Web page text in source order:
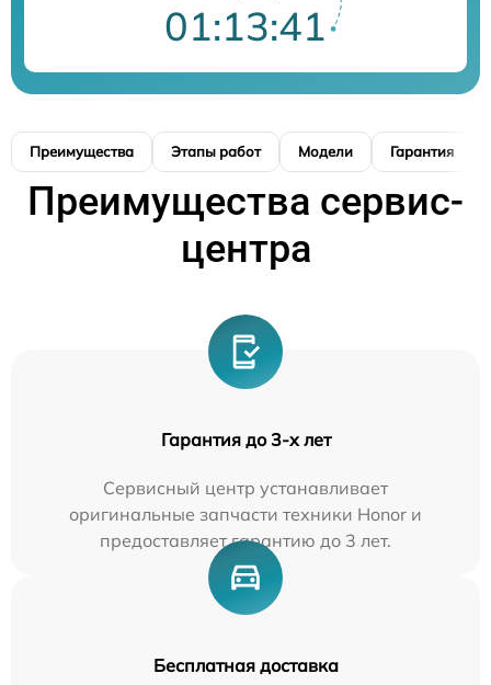
01:13:39
Преимущества Этапы работ Модели Гарантия
Преимущества сервис-
центра
Гарантия до 3-х лет
Сервисный центр устанавливает
оригинальные запчасти техники Honor и
предоставляет гарантию до 3 лет.
Бесплатная доставка